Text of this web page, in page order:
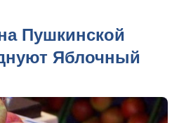
Пушкинской
Яблочный